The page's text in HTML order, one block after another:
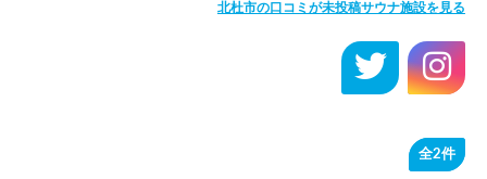
北杜市の口コミが未投稿サウナ施設を見る
全2件